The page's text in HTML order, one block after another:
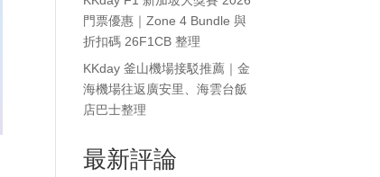
門票優惠｜Zone 4 Bundle 與
折扣碼 26F1CB 整理
KKday 釜山機場接駁推薦｜金
海機場往返廣安里、海雲台飯
店巴士整理
最新評論